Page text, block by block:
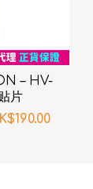
– HV-
片